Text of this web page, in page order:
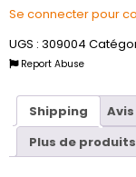
Se connecter pour
UGS : 309004
Report Abuse
Shipping
Plus de produits